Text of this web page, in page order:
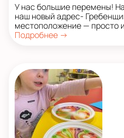
У нас большие перемены!
наш новый адрес-
местоположение — просто
Подробнее →